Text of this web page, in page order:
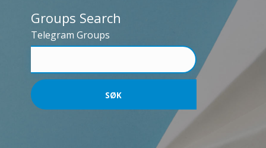
Groups Search
Telegram Groups